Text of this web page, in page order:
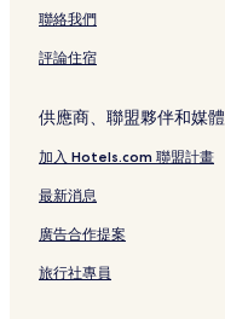
聯絡我們
評論住宿
供應商、聯盟夥伴和媒體
加入 Hotels.com 聯盟計畫
最新消息
廣告合作提案
旅行社專員